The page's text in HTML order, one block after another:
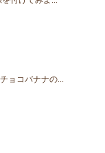
ョコバナナの...